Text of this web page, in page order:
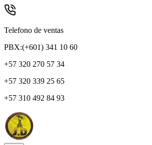
Telefono de ventas
PBX:(+601) 341 10 60
+57 320 270 57 34
+57 320 339 25 65
+57 310 492 84 93